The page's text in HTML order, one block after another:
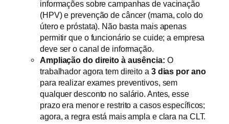
informações sobre campanhas de vacinação
(HPV) e prevenção de câncer (mama, colo do
útero e próstata). Não basta mais apenas
permitir que o funcionário se cuide; a empresa
deve ser o canal de informação.
Ampliação do direito à ausência: O
trabalhador agora tem direito a 3 dias por ano
para realizar exames preventivos, sem
qualquer desconto no salário. Antes, esse
prazo era menor e restrito a casos específicos;
agora, a regra está mais ampla e clara na CLT.